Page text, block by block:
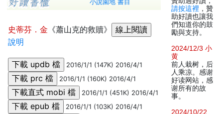
小說園地 書目
史蒂芬．金 《蕭山克的救贖》
說明
2016/1/1 (147K) 2016/4/1
2016/1/1 (160K) 2016/4/1
2016/1/1 (451K) 2016/4/1
2016/1/1 (103K) 2016/4/1
請按這裡 ，贊
助好讀也讓我
們知道你的鼓
勵與支持。
2024/12/3 小
黄
前人栽树，后
人乘凉。感谢
好读网站，感
谢所有的故
事。
2024/10/22